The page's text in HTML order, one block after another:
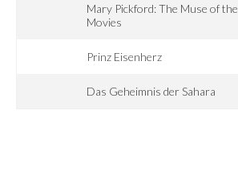
Mary Pickford: The Muse of the
Movies
Prinz Eisenherz
Das Geheimnis der Sahara